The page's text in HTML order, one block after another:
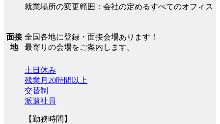
就業場所の変更範囲：会社の定めるすべてのオフィス
面接
地
全国各地に登録・面接会場あります！
最寄りの会場をご案内します。
土日休み
残業月20時間以上
交替制
派遣社員
【勤務時間】